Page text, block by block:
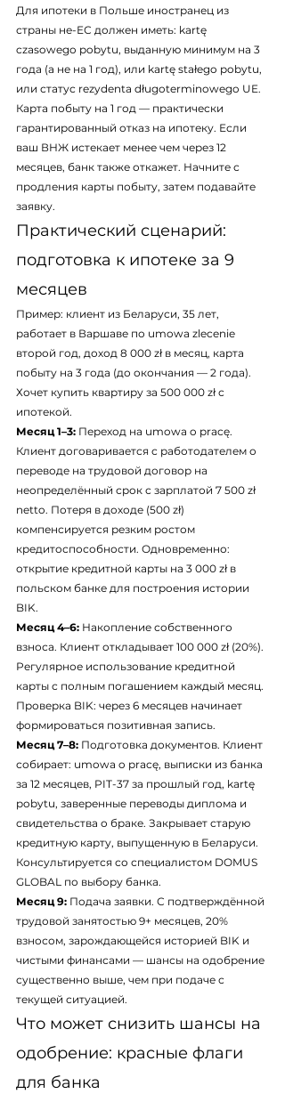
Для ипотеки в Польше иностранец из
страны не-ЕС должен иметь: kartę
czasowego pobytu, выданную минимум на 3
года (а не на 1 год), или kartę stałego pobytu,
или статус rezydenta długoterminowego UE.
Карта побыту на 1 год — практически
гарантированный отказ на ипотеку. Если
ваш ВНЖ истекает менее чем через 12
месяцев, банк также откажет. Начните с
продления карты побыту, затем подавайте
заявку.
Практический сценарий:
подготовка к ипотеке за 9
месяцев
Пример: клиент из Беларуси, 35 лет,
работает в Варшаве по umowa zlecenie
второй год, доход 8 000 zł в месяц, карта
побыту на 3 года (до окончания — 2 года).
Хочет купить квартиру за 500 000 zł с
ипотекой.
Месяц 1–3: Переход на umowa o pracę.
Клиент договаривается с работодателем о
переводе на трудовой договор на
неопределённый срок с зарплатой 7 500 zł
netto. Потеря в доходе (500 zł)
компенсируется резким ростом
кредитоспособности. Одновременно:
открытие кредитной карты на 3 000 zł в
польском банке для построения истории
BIK.
Месяц 4–6: Накопление собственного
взноса. Клиент откладывает 100 000 zł (20%).
Регулярное использование кредитной
карты с полным погашением каждый месяц.
Проверка BIK: через 6 месяцев начинает
формироваться позитивная запись.
Месяц 7–8: Подготовка документов. Клиент
собирает: umowa o pracę, выписки из банка
за 12 месяцев, PIT-37 за прошлый год, kartę
pobytu, заверенные переводы диплома и
свидетельства о браке. Закрывает старую
кредитную карту, выпущенную в Беларуси.
Консультируется со специалистом DOMUS
GLOBAL по выбору банка.
Месяц 9: Подача заявки. С подтверждённой
трудовой занятостью 9+ месяцев, 20%
взносом, зарождающейся историей BIK и
чистыми финансами — шансы на одобрение
существенно выше, чем при подаче с
текущей ситуацией.
Что может снизить шансы на
одобрение: красные флаги
для банка